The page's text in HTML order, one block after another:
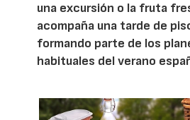
una excursión o la fruta
acompaña una tarde de
formando parte de los
habituales del verano